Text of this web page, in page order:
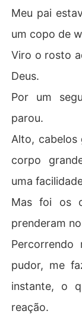
Meu pai
um copo de
Viro o rosto
Deus.
Por um
parou.
Alto, cabelos
corpo
uma
Mas foi os
prenderam
pudor, me
instante, o
reação.